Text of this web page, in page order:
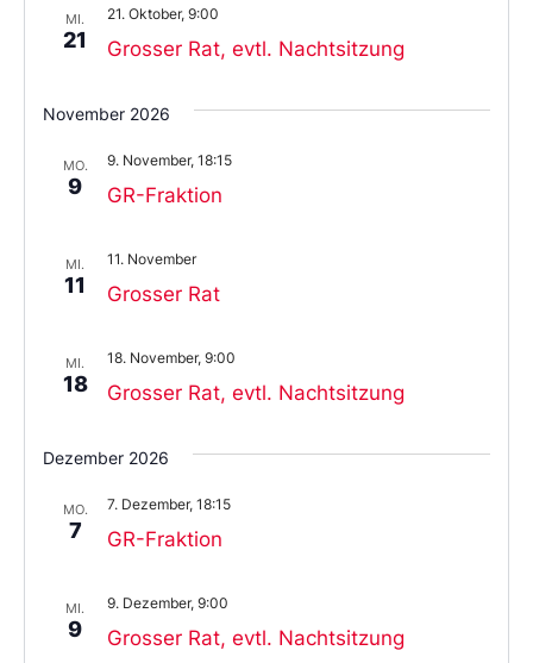
MI.
21 Grosser Rat, evtl. Nachtsitzung
21. Oktober, 9:00
November 2026
MO.
9 GR-Fraktion
9. November, 18:15
MI.
11 Grosser Rat
11. November
MI.
18 Grosser Rat, evtl. Nachtsitzung
18. November, 9:00
Dezember 2026
MO.
7 GR-Fraktion
7. Dezember, 18:15
MI.
9 Grosser Rat, evtl. Nachtsitzung
9. Dezember, 9:00